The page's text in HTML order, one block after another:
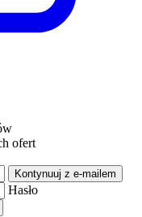
ofert
Kontynuuj z e-mailem
Hasło